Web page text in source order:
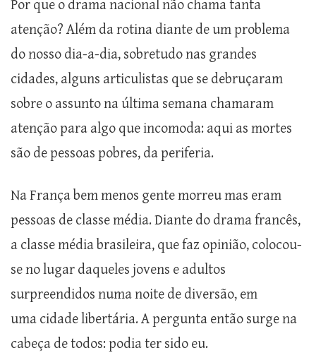
Por que o drama nacional não chama tanta
atenção? Além da rotina diante de um problema
do nosso dia-a-dia, sobretudo nas grandes
cidades, alguns articulistas que se debruçaram
sobre o assunto na última semana chamaram
atenção para algo que incomoda: aqui as mortes
são de pessoas pobres, da periferia.
Na França bem menos gente morreu mas eram
pessoas de classe média. Diante do drama francês,
a classe média brasileira, que faz opinião, colocou-
se no lugar daqueles jovens e adultos
surpreendidos numa noite de diversão, em
uma cidade libertária. A pergunta então surge na
cabeça de todos: podia ter sido eu.